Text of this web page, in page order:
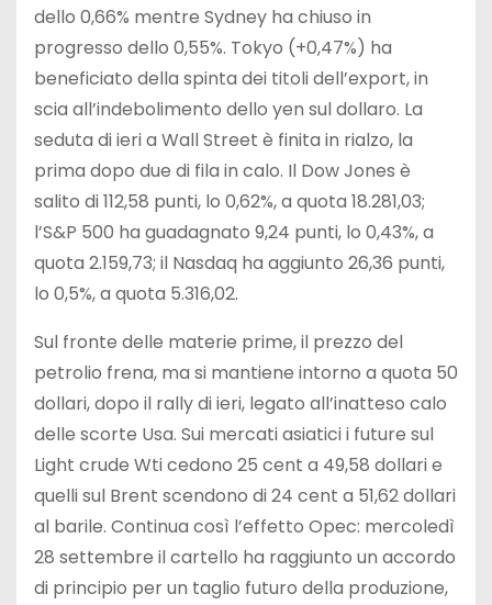
dello 0,66% mentre Sydney ha chiuso in
progresso dello 0,55%. Tokyo (+0,47%) ha
beneficiato della spinta dei titoli dell’export, in
scia all’indebolimento dello yen sul dollaro. La
seduta di ieri a Wall Street è finita in rialzo, la
prima dopo due di fila in calo. Il Dow Jones è
salito di 112,58 punti, lo 0,62%, a quota 18.281,03;
l’S&P 500 ha guadagnato 9,24 punti, lo 0,43%, a
quota 2.159,73; il Nasdaq ha aggiunto 26,36 punti,
lo 0,5%, a quota 5.316,02.
Sul fronte delle materie prime, il prezzo del
petrolio frena, ma si mantiene intorno a quota 50
dollari, dopo il rally di ieri, legato all’inatteso calo
delle scorte Usa. Sui mercati asiatici i future sul
Light crude Wti cedono 25 cent a 49,58 dollari e
quelli sul Brent scendono di 24 cent a 51,62 dollari
al barile. Continua così l’effetto Opec: mercoledì
28 settembre il cartello ha raggiunto un accordo
di principio per un taglio futuro della produzione,